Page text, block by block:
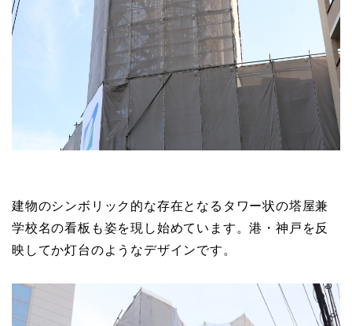
建物のシンボリック的な存在となるタワー状の塔屋兼
学校名の看板も姿を現し始めています。港・神戸を反
映してか灯台のようなデザインです。